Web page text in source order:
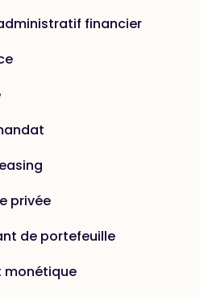
financier
privée
de portefeuille
monétique